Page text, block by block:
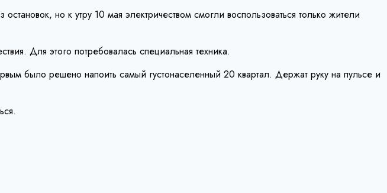
но к утру 10 мая электричеством смогли воспользоваться только жители
Для этого потребовалась специальная техника.
было решено напоить самый густонаселенный 20 квартал. Держат руку на пульсе и